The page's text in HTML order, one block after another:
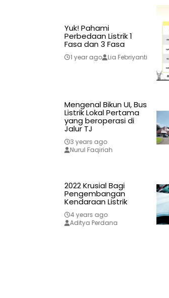
Yuk! Pahami
Perbedaan Listrik 1
Fasa dan 3 Fasa
1 year ago Lia Febriyanti
Mengenal Bikun UI, Bus
Listrik Lokal Pertama
yang beroperasi di
Jalur TJ
3 years ago
Nurul Faqiriah
2022 Krusial Bagi
Pengembangan
Kendaraan Listrik
4 years ago
Aditya Perdana